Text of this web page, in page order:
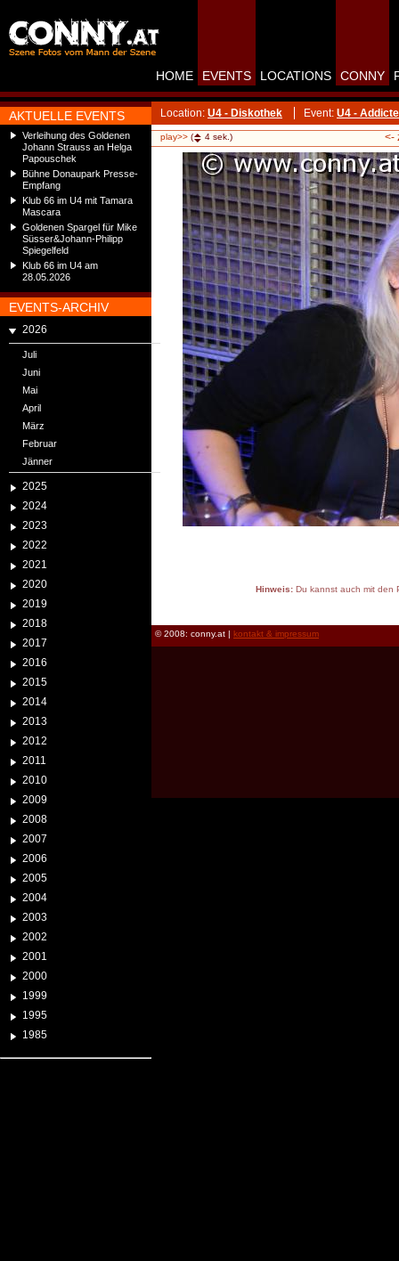
AKTUELLE EVENTS
Verleihung des Goldenen
Johann Strauss an Helga
Papouschek
Bühne Donaupark Presse-
Empfang
Klub 66 im U4 mit Tamara
Mascara
Goldenen Spargel für Mike
Süsser&Johann-Philipp
Spiegelfeld
Klub 66 im U4 am
28.05.2026
EVENTS-ARCHIV
2026
Juli
Juni
Mai
April
März
Februar
Jänner
2025
2024
2023
2022
2021
2020
2019
2018
2017
2016
2015
2014
2013
2012
2011
2010
2009
2008
2007
2006
2005
2004
2003
2002
2001
2000
1999
1995
1985
HOME EVENTS LOCATIONS CONNY
Location: U4 - Diskothek Event: U4 -
play>> ( 4 sek.) <-
Hinweis:Du kannst auch mit den
© 2008: conny.at | kontakt & impressum